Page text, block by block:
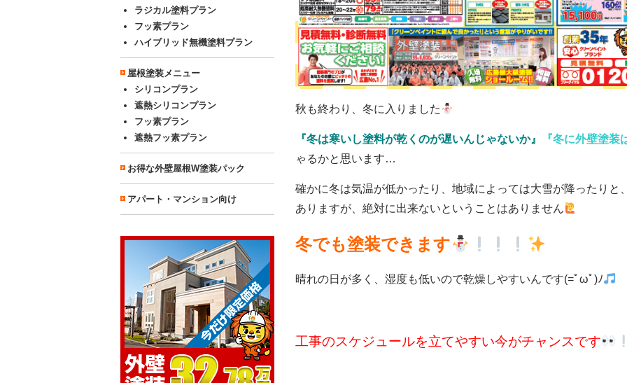
秋も終わり、冬に入りました
『冬は寒いし塗料が乾くのが遅いんじゃないか』 『冬に外壁塗装
ゃるかと思います…
確かに冬は気温が低かったり、地域によっては大雪が降ったりと
ありますが、絶対に出来ないということはありません
冬でも塗装できます
晴れの日が多く、湿度も低いので乾燥しやすいんです(=ﾟωﾟ)ﾉ
工事のスケジュールを立てやすい今がチャンスです
ラジカル塗料プラン
フッ素プラン
ハイブリッド無機塗料プラン
屋根塗装メニュー
シリコンプラン
遮熱シリコンプラン
フッ素プラン
遮熱フッ素プラン
お得な外壁屋根W塗装パック
アパート・マンション向け